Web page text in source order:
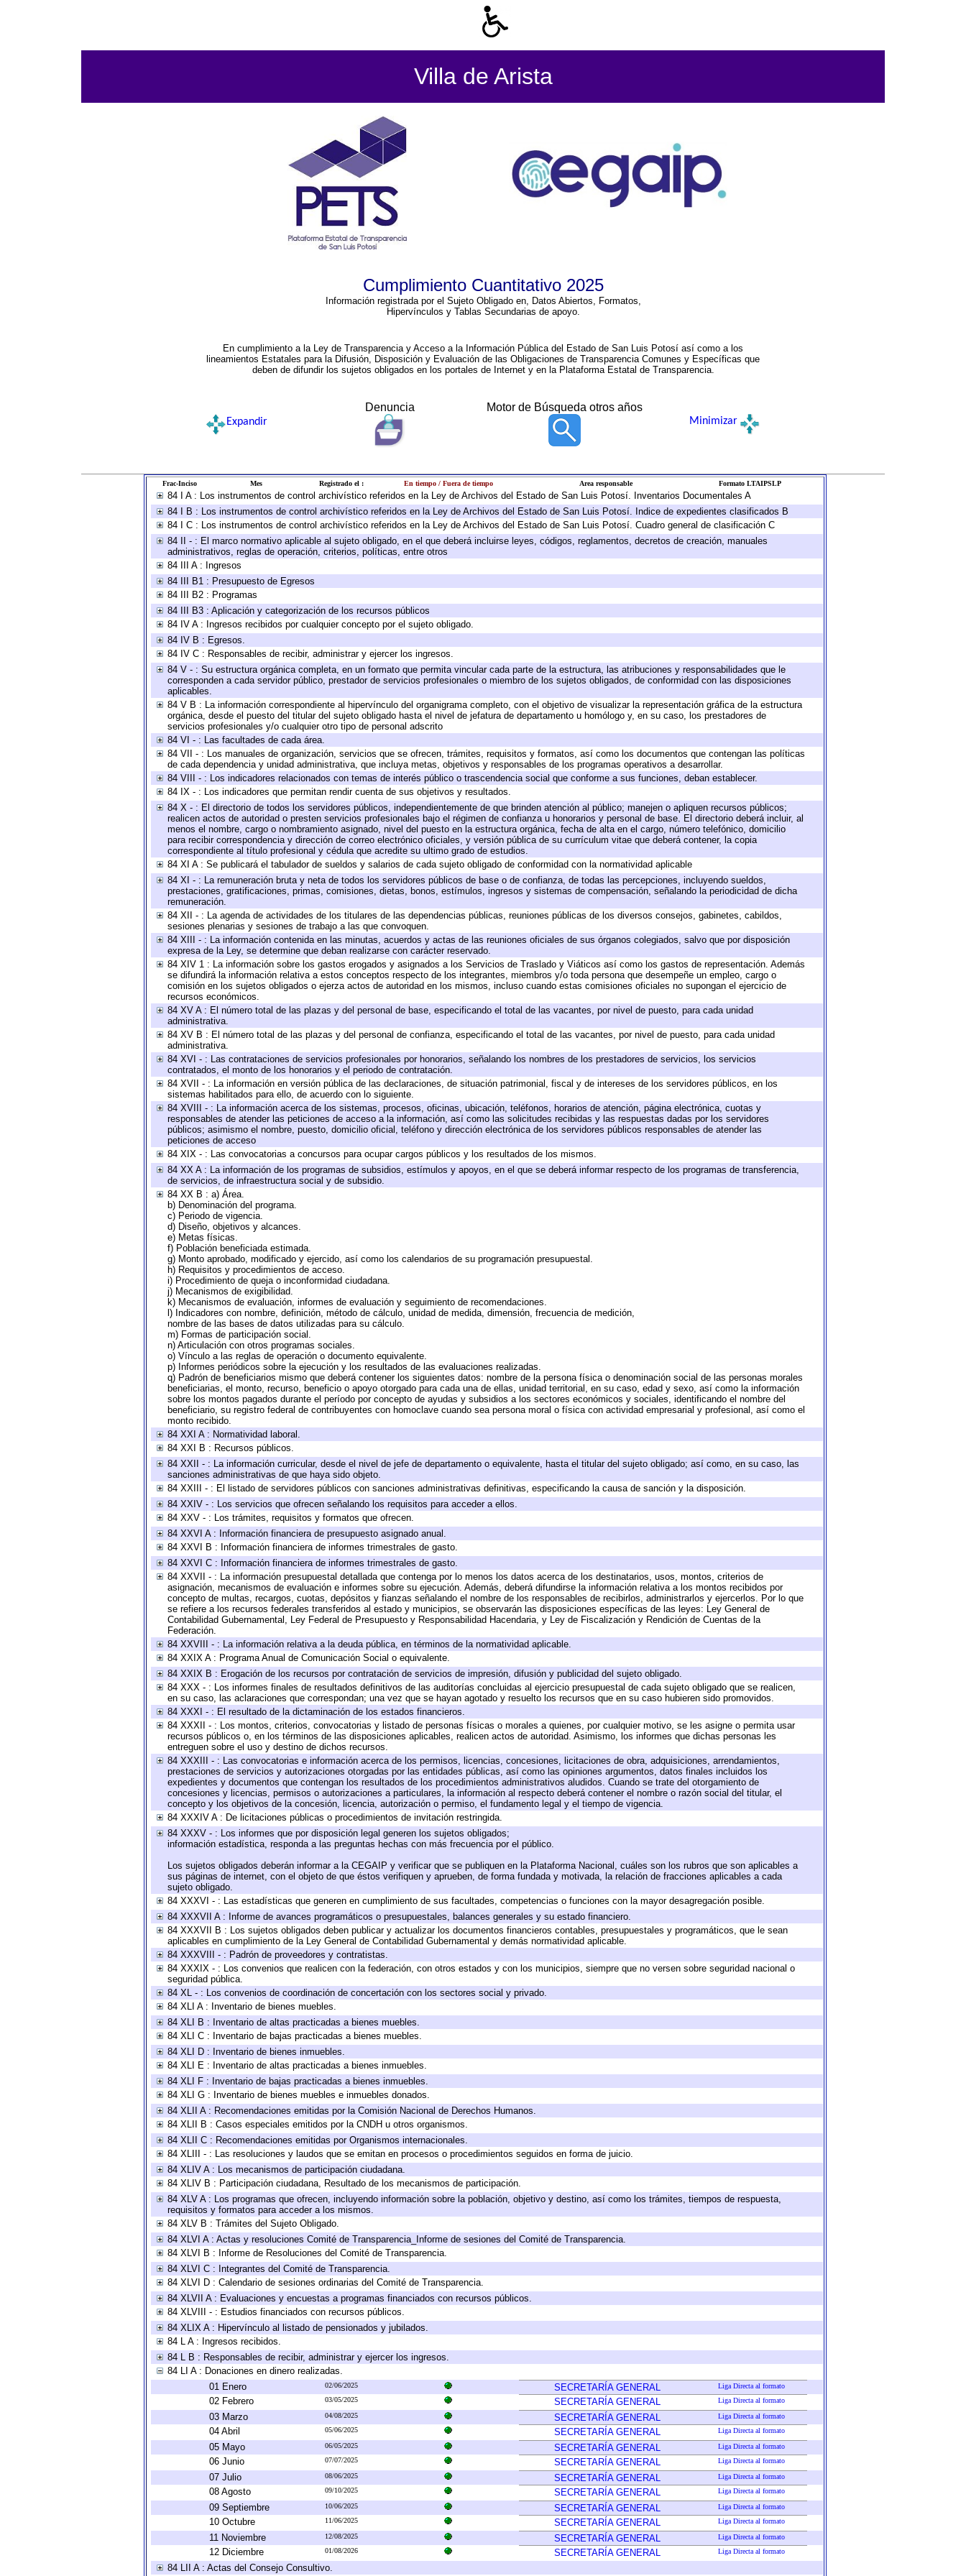
Villa de Arista
Cumplimiento Cuantitativo 2025
Información registrada por el Sujeto Obligado en, Datos Abiertos, Formatos,
Hipervínculos y Tablas Secundarias de apoyo.
En cumplimiento a la Ley de Transparencia y Acceso a la Información Pública del Estado de San Luis Potosí así como a los
lineamientos Estatales para la Difusión, Disposición y Evaluación de las Obligaciones de Transparencia Comunes y Específicas que
deben de difundir los sujetos obligados en los portales de Internet y en la Plataforma Estatal de Transparencia.
Denuncia Motor de Búsqueda otros años
Expandir Minimizar
Frac-Inciso Mes Registrado el : En tiempo / Fuera de tiempo Area responsable Formato LTAIPSLP
84 I A : Los instrumentos de control archivístico referidos en la Ley de Archivos del Estado de San Luis Potosí. Inventarios Documentales A
84 I B : Los instrumentos de control archivístico referidos en la Ley de Archivos del Estado de San Luis Potosí. Indice de expedientes clasificados B
84 I C : Los instrumentos de control archivístico referidos en la Ley de Archivos del Estado de San Luis Potosí. Cuadro general de clasificación C
84 II - : El marco normativo aplicable al sujeto obligado, en el que deberá incluirse leyes, códigos, reglamentos, decretos de creación, manuales
administrativos, reglas de operación, criterios, políticas, entre otros
84 III A : Ingresos
84 III B1 : Presupuesto de Egresos
84 III B2 : Programas
84 III B3 : Aplicación y categorización de los recursos públicos
84 IV A : Ingresos recibidos por cualquier concepto por el sujeto obligado.
84 IV B : Egresos.
84 IV C : Responsables de recibir, administrar y ejercer los ingresos.
84 V - : Su estructura orgánica completa, en un formato que permita vincular cada parte de la estructura, las atribuciones y responsabilidades que le
corresponden a cada servidor público, prestador de servicios profesionales o miembro de los sujetos obligados, de conformidad con las disposiciones
aplicables.
84 V B : La información correspondiente al hipervínculo del organigrama completo, con el objetivo de visualizar la representación gráfica de la estructura
orgánica, desde el puesto del titular del sujeto obligado hasta el nivel de jefatura de departamento u homólogo y, en su caso, los prestadores de
servicios profesionales y/o cualquier otro tipo de personal adscrito
84 VI - : Las facultades de cada área.
84 VII - : Los manuales de organización, servicios que se ofrecen, trámites, requisitos y formatos, así como los documentos que contengan las políticas
de cada dependencia y unidad administrativa, que incluya metas, objetivos y responsables de los programas operativos a desarrollar.
84 VIII - : Los indicadores relacionados con temas de interés público o trascendencia social que conforme a sus funciones, deban establecer.
84 IX - : Los indicadores que permitan rendir cuenta de sus objetivos y resultados.
84 X - : El directorio de todos los servidores públicos, independientemente de que brinden atención al público; manejen o apliquen recursos públicos;
realicen actos de autoridad o presten servicios profesionales bajo el régimen de confianza u honorarios y personal de base. El directorio deberá incluir, al
menos el nombre, cargo o nombramiento asignado, nivel del puesto en la estructura orgánica, fecha de alta en el cargo, número telefónico, domicilio
para recibir correspondencia y dirección de correo electrónico oficiales, y versión pública de su currículum vitae que deberá contener, la copia
correspondiente al título profesional y cédula que acredite su ultimo grado de estudios.
84 XI A : Se publicará el tabulador de sueldos y salarios de cada sujeto obligado de conformidad con la normatividad aplicable
84 XI - : La remuneración bruta y neta de todos los servidores públicos de base o de confianza, de todas las percepciones, incluyendo sueldos,
prestaciones, gratificaciones, primas, comisiones, dietas, bonos, estímulos, ingresos y sistemas de compensación, señalando la periodicidad de dicha
remuneración.
84 XII - : La agenda de actividades de los titulares de las dependencias públicas, reuniones públicas de los diversos consejos, gabinetes, cabildos,
sesiones plenarias y sesiones de trabajo a las que convoquen.
84 XIII - : La información contenida en las minutas, acuerdos y actas de las reuniones oficiales de sus órganos colegiados, salvo que por disposición
expresa de la Ley, se determine que deban realizarse con carácter reservado.
84 XIV 1 : La información sobre los gastos erogados y asignados a los Servicios de Traslado y Viáticos así como los gastos de representación. Además
se difundirá la información relativa a estos conceptos respecto de los integrantes, miembros y/o toda persona que desempeñe un empleo, cargo o
comisión en los sujetos obligados o ejerza actos de autoridad en los mismos, incluso cuando estas comisiones oficiales no supongan el ejercicio de
recursos económicos.
84 XV A : El número total de las plazas y del personal de base, especificando el total de las vacantes, por nivel de puesto, para cada unidad
administrativa.
84 XV B : El número total de las plazas y del personal de confianza, especificando el total de las vacantes, por nivel de puesto, para cada unidad
administrativa.
84 XVI - : Las contrataciones de servicios profesionales por honorarios, señalando los nombres de los prestadores de servicios, los servicios
contratados, el monto de los honorarios y el periodo de contratación.
84 XVII - : La información en versión pública de las declaraciones, de situación patrimonial, fiscal y de intereses de los servidores públicos, en los
sistemas habilitados para ello, de acuerdo con lo siguiente.
84 XVIII - : La información acerca de los sistemas, procesos, oficinas, ubicación, teléfonos, horarios de atención, página electrónica, cuotas y
responsables de atender las peticiones de acceso a la información, así como las solicitudes recibidas y las respuestas dadas por los servidores
públicos; asimismo el nombre, puesto, domicilio oficial, teléfono y dirección electrónica de los servidores públicos responsables de atender las
peticiones de acceso
84 XIX - : Las convocatorias a concursos para ocupar cargos públicos y los resultados de los mismos.
84 XX A : La información de los programas de subsidios, estímulos y apoyos, en el que se deberá informar respecto de los programas de transferencia,
de servicios, de infraestructura social y de subsidio.
84 XX B : a) Área.
b) Denominación del programa.
c) Periodo de vigencia.
d) Diseño, objetivos y alcances.
e) Metas físicas.
f) Población beneficiada estimada.
g) Monto aprobado, modificado y ejercido, así como los calendarios de su programación presupuestal.
h) Requisitos y procedimientos de acceso.
i) Procedimiento de queja o inconformidad ciudadana.
j) Mecanismos de exigibilidad.
k) Mecanismos de evaluación, informes de evaluación y seguimiento de recomendaciones.
l) Indicadores con nombre, definición, método de cálculo, unidad de medida, dimensión, frecuencia de medición,
nombre de las bases de datos utilizadas para su cálculo.
m) Formas de participación social.
n) Articulación con otros programas sociales.
o) Vínculo a las reglas de operación o documento equivalente.
p) Informes periódicos sobre la ejecución y los resultados de las evaluaciones realizadas.
q) Padrón de beneficiarios mismo que deberá contener los siguientes datos: nombre de la persona física o denominación social de las personas morales
beneficiarias, el monto, recurso, beneficio o apoyo otorgado para cada una de ellas, unidad territorial, en su caso, edad y sexo, así como la información
sobre los montos pagados durante el período por concepto de ayudas y subsidios a los sectores económicos y sociales, identificando el nombre del
beneficiario, su registro federal de contribuyentes con homoclave cuando sea persona moral o física con actividad empresarial y profesional, así como el
monto recibido.
84 XXI A : Normatividad laboral.
84 XXI B : Recursos públicos.
84 XXII - : La información curricular, desde el nivel de jefe de departamento o equivalente, hasta el titular del sujeto obligado; así como, en su caso, las
sanciones administrativas de que haya sido objeto.
84 XXIII - : El listado de servidores públicos con sanciones administrativas definitivas, especificando la causa de sanción y la disposición.
84 XXIV - : Los servicios que ofrecen señalando los requisitos para acceder a ellos.
84 XXV - : Los trámites, requisitos y formatos que ofrecen.
84 XXVI A : Información financiera de presupuesto asignado anual.
84 XXVI B : Información financiera de informes trimestrales de gasto.
84 XXVI C : Información financiera de informes trimestrales de gasto.
84 XXVII - : La información presupuestal detallada que contenga por lo menos los datos acerca de los destinatarios, usos, montos, criterios de
asignación, mecanismos de evaluación e informes sobre su ejecución. Además, deberá difundirse la información relativa a los montos recibidos por
concepto de multas, recargos, cuotas, depósitos y fianzas señalando el nombre de los responsables de recibirlos, administrarlos y ejercerlos. Por lo que
se refiere a los recursos federales transferidos al estado y municipios, se observarán las disposiciones específicas de las leyes: Ley General de
Contabilidad Gubernamental, Ley Federal de Presupuesto y Responsabilidad Hacendaria, y Ley de Fiscalización y Rendición de Cuentas de la
Federación.
84 XXVIII - : La información relativa a la deuda pública, en términos de la normatividad aplicable.
84 XXIX A : Programa Anual de Comunicación Social o equivalente.
84 XXIX B : Erogación de los recursos por contratación de servicios de impresión, difusión y publicidad del sujeto obligado.
84 XXX - : Los informes finales de resultados definitivos de las auditorías concluidas al ejercicio presupuestal de cada sujeto obligado que se realicen,
en su caso, las aclaraciones que correspondan; una vez que se hayan agotado y resuelto los recursos que en su caso hubieren sido promovidos.
84 XXXI - : El resultado de la dictaminación de los estados financieros.
84 XXXII - : Los montos, criterios, convocatorias y listado de personas físicas o morales a quienes, por cualquier motivo, se les asigne o permita usar
recursos públicos o, en los términos de las disposiciones aplicables, realicen actos de autoridad. Asimismo, los informes que dichas personas les
entreguen sobre el uso y destino de dichos recursos.
84 XXXIII - : Las convocatorias e información acerca de los permisos, licencias, concesiones, licitaciones de obra, adquisiciones, arrendamientos,
prestaciones de servicios y autorizaciones otorgadas por las entidades públicas, así como las opiniones argumentos, datos finales incluidos los
expedientes y documentos que contengan los resultados de los procedimientos administrativos aludidos. Cuando se trate del otorgamiento de
concesiones y licencias, permisos o autorizaciones a particulares, la información al respecto deberá contener el nombre o razón social del titular, el
concepto y los objetivos de la concesión, licencia, autorización o permiso, el fundamento legal y el tiempo de vigencia.
84 XXXIV A : De licitaciones públicas o procedimientos de invitación restringida.
84 XXXV - : Los informes que por disposición legal generen los sujetos obligados;
información estadística, responda a las preguntas hechas con más frecuencia por el público.
Los sujetos obligados deberán informar a la CEGAIP y verificar que se publiquen en la Plataforma Nacional, cuáles son los rubros que son aplicables a
sus páginas de internet, con el objeto de que éstos verifiquen y aprueben, de forma fundada y motivada, la relación de fracciones aplicables a cada
sujeto obligado.
84 XXXVI - : Las estadísticas que generen en cumplimiento de sus facultades, competencias o funciones con la mayor desagregación posible.
84 XXXVII A : Informe de avances programáticos o presupuestales, balances generales y su estado financiero.
84 XXXVII B : Los sujetos obligados deben publicar y actualizar los documentos financieros contables, presupuestales y programáticos, que le sean
aplicables en cumplimiento de la Ley General de Contabilidad Gubernamental y demás normatividad aplicable.
84 XXXVIII - : Padrón de proveedores y contratistas.
84 XXXIX - : Los convenios que realicen con la federación, con otros estados y con los municipios, siempre que no versen sobre seguridad nacional o
seguridad pública.
84 XL - : Los convenios de coordinación de concertación con los sectores social y privado.
84 XLI A : Inventario de bienes muebles.
84 XLI B : Inventario de altas practicadas a bienes muebles.
84 XLI C : Inventario de bajas practicadas a bienes muebles.
84 XLI D : Inventario de bienes inmuebles.
84 XLI E : Inventario de altas practicadas a bienes inmuebles.
84 XLI F : Inventario de bajas practicadas a bienes inmuebles.
84 XLI G : Inventario de bienes muebles e inmuebles donados.
84 XLII A : Recomendaciones emitidas por la Comisión Nacional de Derechos Humanos.
84 XLII B : Casos especiales emitidos por la CNDH u otros organismos.
84 XLII C : Recomendaciones emitidas por Organismos internacionales.
84 XLIII - : Las resoluciones y laudos que se emitan en procesos o procedimientos seguidos en forma de juicio.
84 XLIV A : Los mecanismos de participación ciudadana.
84 XLIV B : Participación ciudadana, Resultado de los mecanismos de participación.
84 XLV A : Los programas que ofrecen, incluyendo información sobre la población, objetivo y destino, así como los trámites, tiempos de respuesta,
requisitos y formatos para acceder a los mismos.
84 XLV B : Trámites del Sujeto Obligado.
84 XLVI A : Actas y resoluciones Comité de Transparencia_Informe de sesiones del Comité de Transparencia.
84 XLVI B : Informe de Resoluciones del Comité de Transparencia.
84 XLVI C : Integrantes del Comité de Transparencia.
84 XLVI D : Calendario de sesiones ordinarias del Comité de Transparencia.
84 XLVII A : Evaluaciones y encuestas a programas financiados con recursos públicos.
84 XLVIII - : Estudios financiados con recursos públicos.
84 XLIX A : Hipervínculo al listado de pensionados y jubilados.
84 L A : Ingresos recibidos.
84 L B : Responsables de recibir, administrar y ejercer los ingresos.
84 LI A : Donaciones en dinero realizadas.
01 Enero
02/06/2025 SECRETARÍA GENERAL Liga Directa al formato
02 Febrero 03/05/2025 SECRETARÍA GENERAL Liga Directa al formato
03 Marzo 04/08/2025 SECRETARÍA GENERAL Liga Directa al formato
04 Abril 05/06/2025 SECRETARÍA GENERAL Liga Directa al formato
05 Mayo 06/05/2025 SECRETARÍA GENERAL Liga Directa al formato
06 Junio 07/07/2025 SECRETARÍA GENERAL Liga Directa al formato
07 Julio 08/06/2025 SECRETARÍA GENERAL Liga Directa al formato
08 Agosto 09/10/2025 SECRETARÍA GENERAL Liga Directa al formato
09 Septiembre 10/06/2025 SECRETARÍA GENERAL Liga Directa al formato
10 Octubre 11/06/2025 SECRETARÍA GENERAL Liga Directa al formato
11 Noviembre 12/08/2025 SECRETARÍA GENERAL Liga Directa al formato
12 Diciembre 01/08/2026 SECRETARÍA GENERAL Liga Directa al formato
84 LII A : Actas del Consejo Consultivo.